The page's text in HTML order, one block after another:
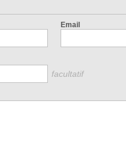
Email
facultatif